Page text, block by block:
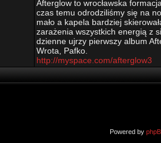
Afterglow to wrocławska
czas temu odrodziliśmy się na
mało a kapela bardziej
zarażenia wszystkich energią z
dzienne ujrzy pierwszy album
Wrota, Pafko.
http://myspace.com/afterglow3
Powered by